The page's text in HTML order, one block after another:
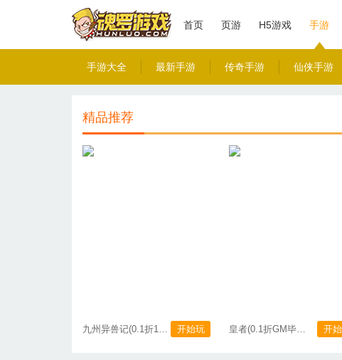
首页 页游 H5游戏 手游
手游大全 最新手游 传奇手游 仙侠手游
精品推荐
九州异兽记(0.1折1W免费版) 开始玩
九州异兽记(0.1折1W免费版)
皇者(0.1折GM毕业版) 开
皇者(0.1折GM毕业版)